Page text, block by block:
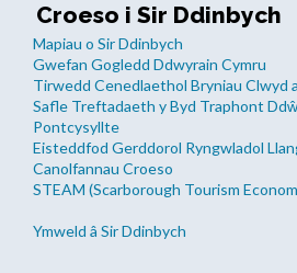
Croeso i Sir Ddinbych
Mapiau o Sir Ddinbych
Gwefan Gogledd Ddwyrain Cymru
Tirwedd Cenedlaethol Bryniau Clwyd
Safle Treftadaeth y Byd Traphont
Pontcysyllte
Eisteddfod Gerddorol Ryngwladol
Canolfannau Croeso
STEAM (Scarborough Tourism
Ymweld â Sir Ddinbych